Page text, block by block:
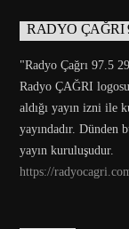
RADYO ÇAĞRI
"Radyo Çağrı 97.5
Radyo ÇAĞRI
aldığı yayın izni ile
yayındadır. Dünden
yayın kuruluşudur.
https://